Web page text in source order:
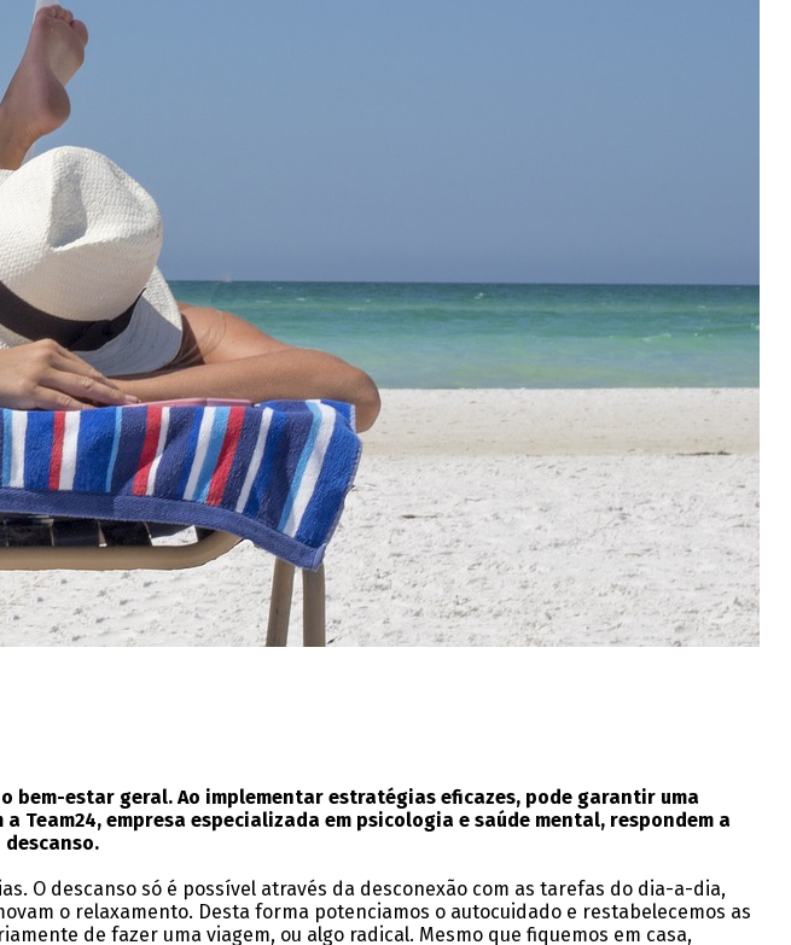
estar geral. Ao implementar estratégias eficazes, pode garantir uma
Team24, empresa especializada em psicologia e saúde mental, respondem a
O descanso só é possível através da desconexão com as tarefas do dia-a-dia,
o relaxamento. Desta forma potenciamos o autocuidado e restabelecemos as
de fazer uma viagem, ou algo radical. Mesmo que fiquemos em casa,